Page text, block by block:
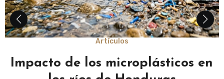
Artículos
Energía Solar En Honduras Y Su